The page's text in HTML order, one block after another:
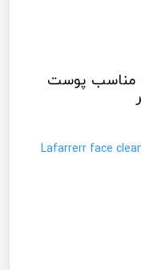
فوم شستشو صورت لافارر شماره 1 مناسب پوست
Lafarrerr face